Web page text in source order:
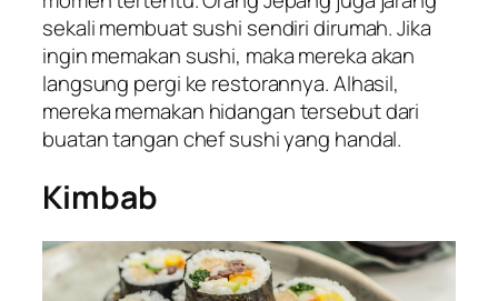
sekali membuat sushi sendiri dirumah. Jika
ingin memakan sushi, maka mereka akan
langsung pergi ke restorannya. Alhasil,
mereka memakan hidangan tersebut dari
buatan tangan chef sushi yang handal.
Kimbab